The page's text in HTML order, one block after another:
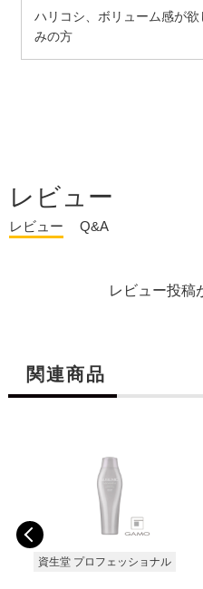
ハリコシ、ボリューム感が
みの方
レビュー
レビュー Q&A
レビュー投稿
関連商品
資生堂 プロフェッショナル